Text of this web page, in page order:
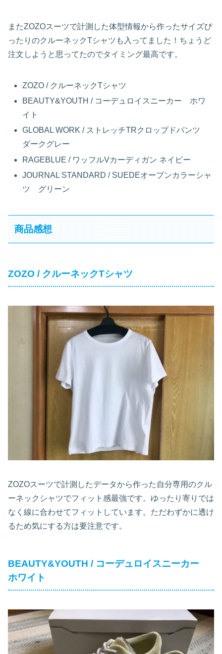
またZOZOスーツで計測した体型情報から作ったサイズぴ
ったりのクルーネックTシャツも入ってました！ちょうど
注文しようと思ってたのでタイミング最高です。
ZOZO / クルーネックTシャツ
BEAUTY&YOUTH / コーデュロイスニーカー ホワ
イト
GLOBAL WORK / ストレッチTRクロップドパンツ
ダークグレー
RAGEBLUE / ワッフルVカーディガン ネイビー
JOURNAL STANDARD / SUEDEオープンカラーシャ
ツ グリーン
商品感想
ZOZO / クルーネックTシャツ
ZOZOスーツで計測したデータから作った自分専用のクル
ーネックシャツでフィット感最強です。ゆったり寄りでは
なく線に合わせてフィットしています。ただわずかに透け
るため気にする方は要注意です。
BEAUTY&YOUTH / コーデュロイスニーカー
ホワイト